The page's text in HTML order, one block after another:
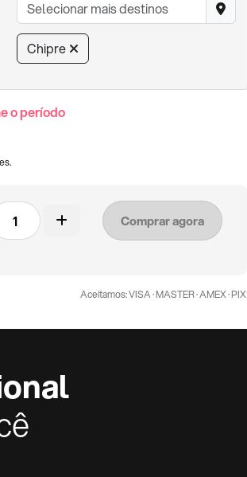
Chipre
o período
Comprar agora
Aceitamos: VISA · MASTER · AMEX · PIX